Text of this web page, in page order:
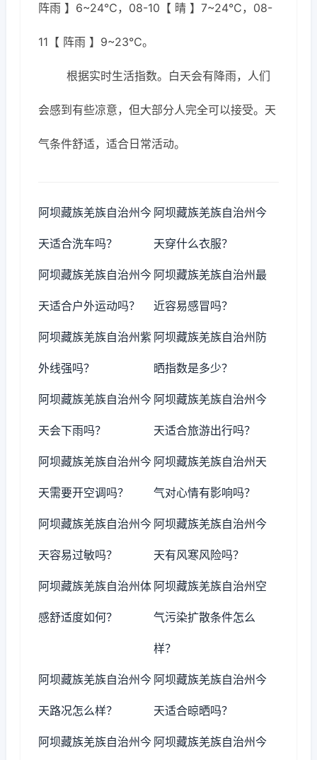
阵雨 】6~24℃，08-10【 晴 】7~24℃，08-
11【 阵雨 】9~23℃。
根据实时生活指数。白天会有降雨，人们
会感到有些凉意，但大部分人完全可以接受。天
气条件舒适，适合日常活动。
阿坝藏族羌族自治州今
天适合洗车吗？
阿坝藏族羌族自治州今
天穿什么衣服？
阿坝藏族羌族自治州今
天适合户外运动吗？
阿坝藏族羌族自治州最
近容易感冒吗？
阿坝藏族羌族自治州紫
外线强吗？
阿坝藏族羌族自治州防
晒指数是多少？
阿坝藏族羌族自治州今
天会下雨吗？
阿坝藏族羌族自治州今
天适合旅游出行吗？
阿坝藏族羌族自治州今
天需要开空调吗？
阿坝藏族羌族自治州天
气对心情有影响吗？
阿坝藏族羌族自治州今
天容易过敏吗？
阿坝藏族羌族自治州今
天有风寒风险吗？
阿坝藏族羌族自治州体
感舒适度如何？
阿坝藏族羌族自治州空
气污染扩散条件怎么
样？
阿坝藏族羌族自治州今
天路况怎么样？
阿坝藏族羌族自治州今
天适合晾晒吗？
阿坝藏族羌族自治州今 阿坝藏族羌族自治州今